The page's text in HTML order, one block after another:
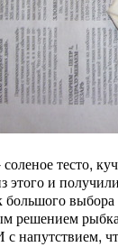
тесто,
этого и
большого
решением
с напутствием,